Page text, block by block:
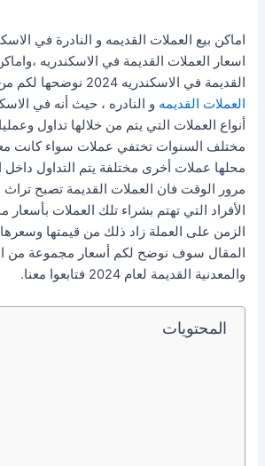
اسعار العملات القديمة في الاسكندريه
القديمة في الاسكندريه 2024 نوضحها لكم من خلال موقع سوق
العملات القديمه و النادره ، حيث أنه في
أنواع العملات التي يتم من خلالها تداول
مختلف السنوات تختفي عملات سواء كانت
محلها عملات أخرى مختلفة يتم التداول داخل
مرور الوقت فان العملات القديمة تصبح
الأفراد التي تهتم بشراء تلك العملات بأسعار
الزمن على العملة زاد ذلك من قيمتها
المقال سوف نوضح لكم أسعار مجموعة من
والمعدنية القديمة لعام 2024 فتابعوا معنا.
المحتويات